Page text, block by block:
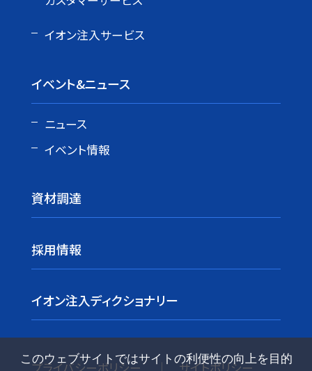
イオン注入サービス
イベント&ニュース
ニュース
イベント情報
資材調達
採用情報
イオン注入ディクショナリー
プライバシーポリシー サイトポリシー
このウェブサイトではサイトの利便性の向上を目的